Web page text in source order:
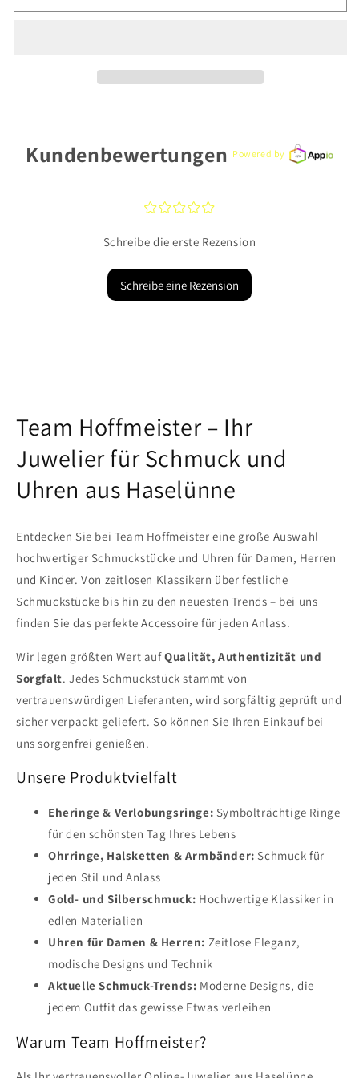
CEM
CEM
Kundenbewertungen Powered by
¤¤¤¤¤
Schreibe die erste Rezension
Schreibe eine Rezension
Team Hoffmeister – Ihr
Juwelier für Schmuck und
Uhren aus Haselünne
Entdecken Sie bei Team Hoffmeister eine große Auswahl
hochwertiger Schmuckstücke und Uhren für Damen, Herren
und Kinder. Von zeitlosen Klassikern über festliche
Schmuckstücke bis hin zu den neuesten Trends – bei uns
finden Sie das perfekte Accessoire für jeden Anlass.
Wir legen größten Wert aufQualität, Authentizität und
Sorgfalt. Jedes Schmuckstück stammt von
vertrauenswürdigen Lieferanten, wird sorgfältig geprüft und
sicher verpackt geliefert. So können Sie Ihren Einkauf bei
uns sorgenfrei genießen.
Unsere Produktvielfalt
Eheringe & Verlobungsringe: Symbolträchtige Ringe
für den schönsten Tag Ihres Lebens
Ohrringe, Halsketten & Armbänder: Schmuck für
jeden Stil und Anlass
Gold- und Silberschmuck: Hochwertige Klassiker in
edlen Materialien
Uhren für Damen & Herren: Zeitlose Eleganz,
modische Designs und Technik
Aktuelle Schmuck-Trends: Moderne Designs, die
jedem Outfit das gewisse Etwas verleihen
Warum Team Hoffmeister?